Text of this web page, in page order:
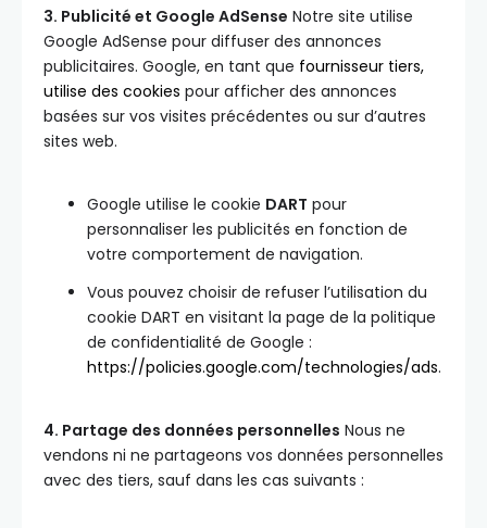
3. Publicité et Google AdSense Notre site utilise
Google AdSense pour diffuser des annonces
publicitaires. Google, en tant que fournisseur tiers,
utilise des cookies pour afficher des annonces
basées sur vos visites précédentes ou sur d’autres
sites web.
Google utilise le cookie DART pour
personnaliser les publicités en fonction de
votre comportement de navigation.
Vous pouvez choisir de refuser l’utilisation du
cookie DART en visitant la page de la politique
de confidentialité de Google :
https://policies.google.com/technologies/ads.
4. Partage des données personnelles Nous ne
vendons ni ne partageons vos données personnelles
avec des tiers, sauf dans les cas suivants :